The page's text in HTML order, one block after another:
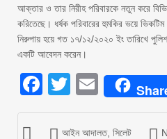
আক্তার ও তার নিরীহ পরিবারকে নতুন করে
করিতেছে। ধর্ষক পরিবারের হুমকির ভয়ে
নিরুপায় হয়ে গত ১৭/১২/২০২০ ইং তারিখে পুলিশ
একটি আবেদন করেন।
Facebook
Twitter
Email
আইন আদালত, সিলেট